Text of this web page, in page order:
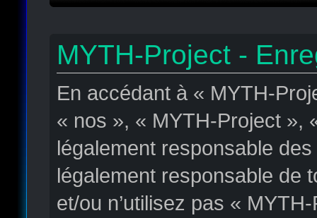
MYTH-Project -
En accédant à « MYTH-
« nos », « MYTH-Project »,
légalement responsable
légalement responsable de
et/ou n’utilisez pas «